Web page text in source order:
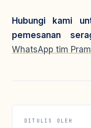
Hubungi kami
pemesanan
WhatsApp tim
DITULIS OLEH